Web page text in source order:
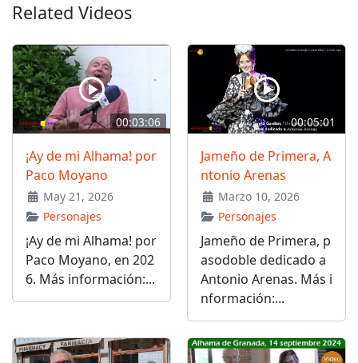
Related Videos
00:03:06
¡Ay de mi Alhama! por
Paco Moyano
May 21, 2026
Personajes
¡Ay de mi Alhama! por
Paco Moyano, en 202
6. Más información:...
00:05:01
Jameño de Primera, A
ntonio Arenas
Marzo 10, 2026
Personajes
Jameño de Primera, p
asodoble dedicado a
Antonio Arenas. Más i
nformación:...